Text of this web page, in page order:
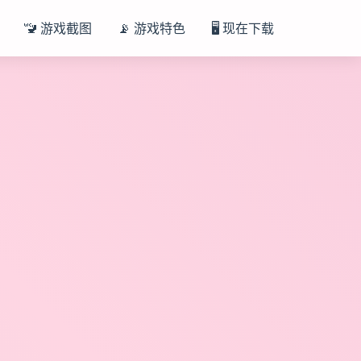
🚾 游戏截图 📡 游戏特色 🖥️ 现在下载